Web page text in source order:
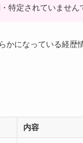
特定されていません
かになっている経歴
内容